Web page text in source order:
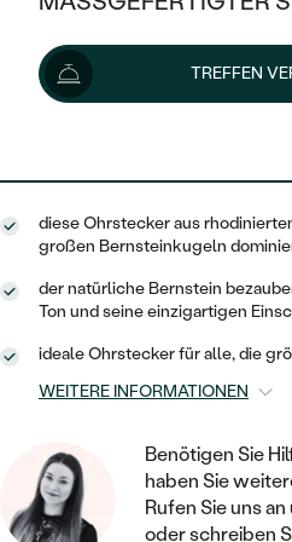
KLASSISCH
V-FORM
VINTAGE
AUSSERGEWÖHNLICHE
VON HAND
MIT MEHREREN
HALO
VINTAGE
AUSSERGEWÖHNLICH
GESTALTE EINEN RING
WÄHLE EINEN RING
DIAMANTEN ZUM
AUSVERKAUF
WENN SCHMUCK
NACH TYP
OHRRINGE
RINGE
ANHÄNGER / KETTEN
ARMBÄNDER
SCHMUCKSET
HERRENSCHMUCK
PLATIN
OHRSTECKER
MINIMALISTISCHE
OHRHÄNGER
HERZ
GOLD
SILBER
NACH STYL
SOLITÄR
ZUR GEBURT EINES
PERSONALISIERT
MIT STERNZEICHEN
MINIMALISTISCH
AUSVERKAUF
GOLD
SILBER
PLATIN
MINIMALISTISCHE
TREFFEN
76 €
diese Ohrstecker aus
großen Bernsteinkugeln
der natürliche Bernstein
Ton und seine einzigartigen
ideale Ohrstecker für alle, die
WEITERE INFORMATIONEN
Benötigen Sie
haben Sie
Rufen Sie uns
oder schreiben